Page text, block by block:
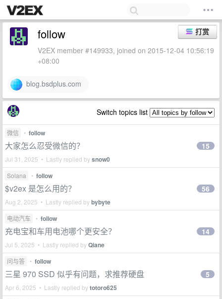
打赏
follow
V2EX member #149933, joined on 2015-12-04 10:56:19
+08:00
blog.bsdplus.com
Switch topics list
微信 • follow
大家怎么忍受微信的？
Jul 31, 2025 • Lastly replied bysnow0
15
Solana • follow
$v2ex 是怎么用的？
Aug 2, 2025 • Lastly replied bybybyte
56
电动汽车 • follow
充电宝和车用电池哪个更安全？
Jul 5, 2025 • Lastly replied byQiane
14
问与答 • follow
三星 970 SSD 似乎有问题，求推荐硬盘
Apr 6, 2025 • Lastly replied bytotoro625
5